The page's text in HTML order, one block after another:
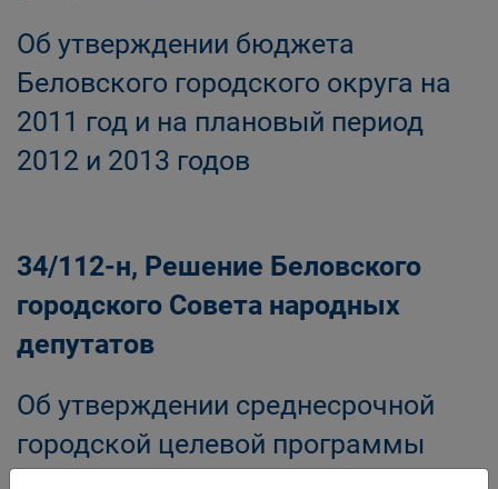
Об утверждении бюджета
Беловского городского округа на
2011 год и на плановый период
2012 и 2013 годов
34/112-н, Решение Беловского
городского Совета народных
депутатов
Об утверждении среднесрочной
городской целевой программы